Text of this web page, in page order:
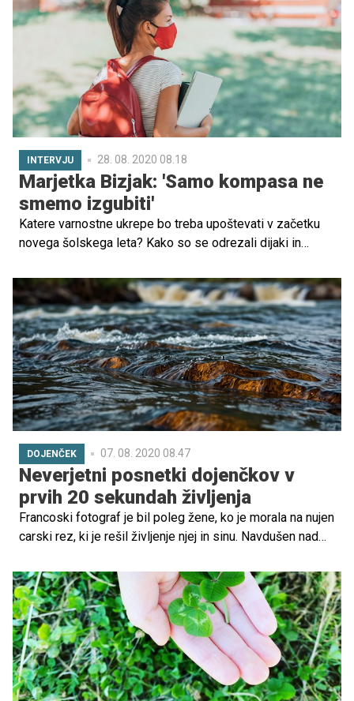
srcem, vendar jim včasih to pozabimo povedati.
INTERVJU 28. 08. 2020 08.18
Marjetka Bizjak: 'Samo kompasa ne
smemo izgubiti'
Katere varnostne ukrepe bo treba upoštevati v začetku
novega šolskega leta? Kako so se odrezali dijaki in
času koronakrize, kakšna so pričakovanja za naprej?
Preberite v intervjuju z ravnateljico STPŠ Trbovlje, prof.
Marjetko Bizjak.
DOJENČEK 07. 08. 2020 08.47
Neverjetni posnetki dojenčkov v
prvih 20 sekundah življenja
Francoski fotograf je bil poleg žene, ko je morala na nujen
carski rez, ki je rešil življenje njej in sinu. Navdušen nad
dojenčkov, rojenih na enak način.